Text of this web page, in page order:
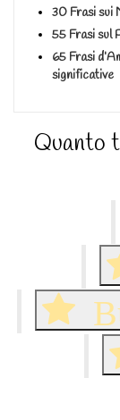
30 Frasi sui
55 Frasi sul
65 Frasi
significative
Quanto